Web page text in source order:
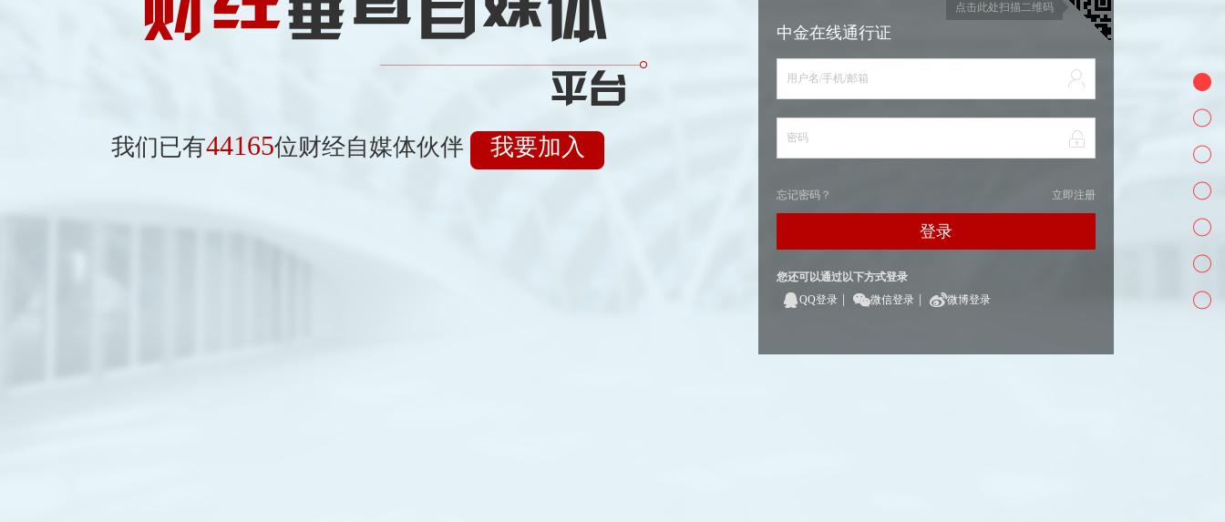
我们已有44165位财经自媒体伙伴 我要加入
点击此处扫描二维码
中金在线通行证
用户名/手机/邮箱
密码
立即注册
忘记密码？
登录
您还可以通过以下方式登录
QQ登录
微信登录 微博登录